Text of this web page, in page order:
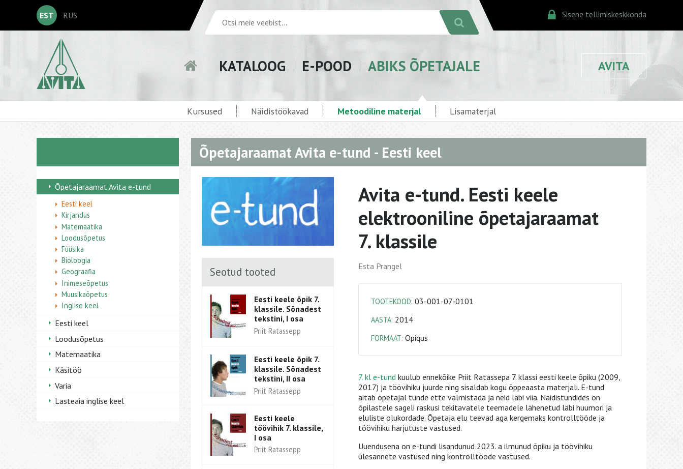
EST RUS Sisene tellimiskeskkonda
KATALOOG E-POOD ABIKS ÕPETAJALE AVITA
Kursused Näidistöökavad Metoodiline materjal Lisamaterjal
Õpetajaraamat Avita e-tund
Eesti keel
Kirjandus
Matemaatika
Loodusõpetus
Füüsika
Bioloogia
Geograafia
Inimeseõpetus
Muusikaõpetus
Inglise keel
Eesti keel
Loodusõpetus
Matemaatika
Käsitöö
Varia
Lasteaia inglise keel
Õpetajaraamat Avita e-tund - Eesti keel
Seotud tooted
Eesti keele õpik 7.
klassile. Sõnadest
tekstini, I osa
Priit Ratassepp
Eesti keele õpik 7.
klassile. Sõnadest
tekstini, II osa
Priit Ratassepp
Eesti keele
töövihik 7. klassile,
I osa
Priit Ratassepp
Avita e-tund. Eesti keele
elektrooniline õpetajaraamat
7. klassile
Esta Prangel
TOOTEKOOD: 03-001-07-0101
AASTA: 2014
FORMAAT: Opiqus
7. kl e-tundkuulub ennekõike Priit Ratassepa 7. klassi eesti keele õpiku (2009,
2017) ja töövihiku juurde ning sisaldab kogu õppeaasta materjali. E-tund
aitab õpetajal tunde ette valmistada ja neid läbi viia. Näidistundides on
õpilastele sageli raskusi tekitavatele teemadele lähenetud läbi huumori ja
eluliste olukordade. Õpetaja elu teevad aga kergemaks kontrolltööde ja
töövihiku harjutuste vastused.
Uuendusena on e-tundi lisandunud 2023. a ilmunud õpiku ja töövihiku
ülesannete vastused ning kontrolltööde vastused.